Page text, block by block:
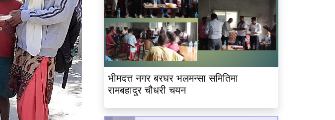
भीमदत्त नगर बरघर भलमन्सा समितिमा
रामबहादुर चौधरी चयन